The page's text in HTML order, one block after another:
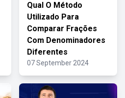
Qual O Método
Utilizado Para
Comparar Frações
Com Denominadores
Diferentes
07 September 2024